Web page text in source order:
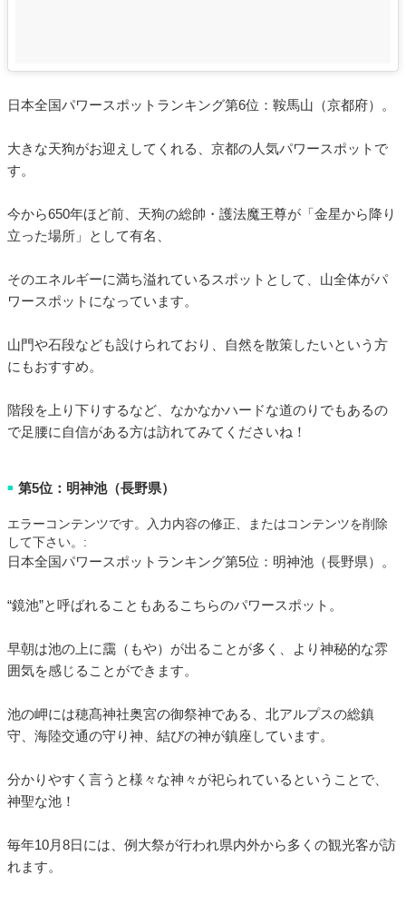
日本全国パワースポットランキング第6位：鞍馬山（京都府）。
大きな天狗がお迎えしてくれる、京都の人気パワースポットで
す。
今から650年ほど前、天狗の総帥・護法魔王尊が「金星から降り
立った場所」として有名、
そのエネルギーに満ち溢れているスポットとして、山全体がパ
ワースポットになっています。
山門や石段なども設けられており、自然を散策したいという方
にもおすすめ。
階段を上り下りするなど、なかなかハードな道のりでもあるの
で足腰に自信がある方は訪れてみてくださいね！
■ 第5位：明神池（長野県）
エラーコンテンツです。入力内容の修正、またはコンテンツを削除
して下さい。:
日本全国パワースポットランキング第5位：明神池（長野県）。
“鏡池”と呼ばれることもあるこちらのパワースポット。
早朝は池の上に靄（もや）が出ることが多く、より神秘的な雰
囲気を感じることができます。
池の岬には穂髙神社奥宮の御祭神である、北アルプスの総鎮
守、海陸交通の守り神、結びの神が鎮座しています。
分かりやすく言うと様々な神々が祀られているということで、
神聖な池！
毎年10月8日には、例大祭が行われ県内外から多くの観光客が訪
れます。